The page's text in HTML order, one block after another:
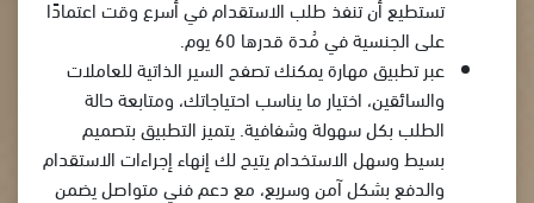
تستطيع أن تنفذ طلب الاستقدام في أسرع وقت اعتمادًا
على الجنسية في مُدة قدرها 60 يوم.
عبر تطبيق مهارة يمكنك تصفح السير الذاتية للعاملات
والسائقين، اختيار ما يناسب احتياجاتك، ومتابعة حالة
الطلب بكل سهولة وشفافية. يتميز التطبيق بتصميم
بسيط وسهل الاستخدام يتيح لك إنهاء إجراءات الاستقدام
والدفع بشكل آمن وسريع، مع دعم فني متواصل يضمن